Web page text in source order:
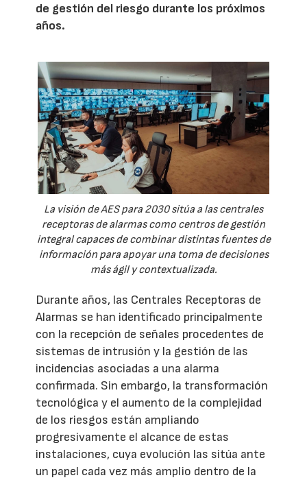
de gestión del riesgo durante los próximos
años.
La visión de AES para 2030 sitúa a las centrales
receptoras de alarmas como centros de gestión
integral capaces de combinar distintas fuentes de
información para apoyar una toma de decisiones
más ágil y contextualizada.
Durante años, las Centrales Receptoras de
Alarmas se han identificado principalmente
con la recepción de señales procedentes de
sistemas de intrusión y la gestión de las
incidencias asociadas a una alarma
confirmada. Sin embargo, la transformación
tecnológica y el aumento de la complejidad
de los riesgos están ampliando
progresivamente el alcance de estas
instalaciones, cuya evolución las sitúa ante
un papel cada vez más amplio dentro de la